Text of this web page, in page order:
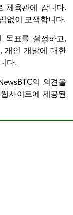
체육관에 갑니다.
없이 모색합니다.
목표를 설정하고,
개인 개발에 대한
다.
의 의견을
사이트에 제공된